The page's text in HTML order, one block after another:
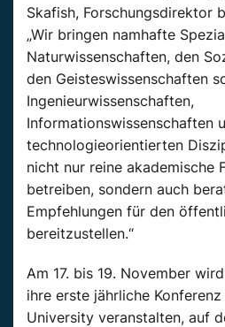
Skafish, Forschungsdirektor
„Wir bringen namhafte
Naturwissenschaften, den
den Geisteswissenschaften
Ingenieurwissenschaften,
Informationswissenschaften
technologieorientierten
nicht nur reine akademische
betreiben, sondern auch
Empfehlungen für den
bereitzustellen.“
Am 17. bis 19. November
ihre erste jährliche
University veranstalten, auf